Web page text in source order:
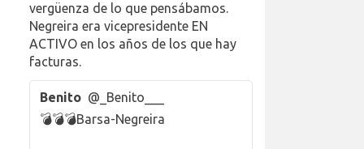
vergüenza de lo que pensábamos.
Negreira era vicepresidente EN
ACTIVO en los años de los que hay
facturas.
Benito @_Benito___
💣💣💣Barsa-Negreira